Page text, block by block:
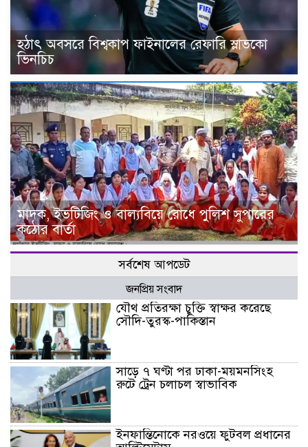
হঠাৎ অবসরে বিশ্বকাপ ফাইনালের রেফারি স্লাভকো
ভিনচিচ
মাদক, ইভটিজিং ও বাল্যবিয়ে রোধে পুলিশ সুপারের
কঠোর বার্তা
সর্বশেষ আপডেট
জনপ্রিয় সংবাদ
যৌথ প্রতিরক্ষা চুক্তি স্বাক্ষর করেছে
সৌদি-তুরস্ক-পাকিস্তান
সাড়ে ৭ ঘণ্টা পর ঢাকা-ময়মনসিংহ
রুটে ট্রেন চলাচল স্বাভাবিক
ইনফান্তিনোকে নরওয়ে ফুটবল প্রধানের